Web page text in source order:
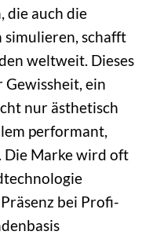
die auch die
simulieren, schafft
weltweit. Dieses
Gewissheit, ein
nur ästhetisch
performant,
Die Marke wird oft
bei Profi-